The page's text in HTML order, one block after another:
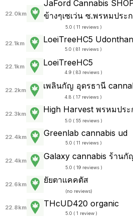
22.0km
JaFord Cannabis
ข้างๆเซเว่น ซ.พรหมประ
5.0 ( 11 reviews )
22.1km LoeiTreeHC5
5.0 ( 81 reviews )
22.1km LoeiTreeHC5
4.9 ( 83 reviews )
22.2km เพลินกัญ อุดรธานี
4.8 ( 17 reviews )
22.3km High Harvest พรหมประ
5.0 ( 55 reviews )
22.4km Greenlab cannabis ud
5.0 ( 11 reviews )
22.4km Galaxy cannabis ร้านกั
5.0 ( 19 reviews )
22.6km ยัยตาแคคตัส
(no reviews)
22.8km THcUD420 organic
5.0 ( 1 review )